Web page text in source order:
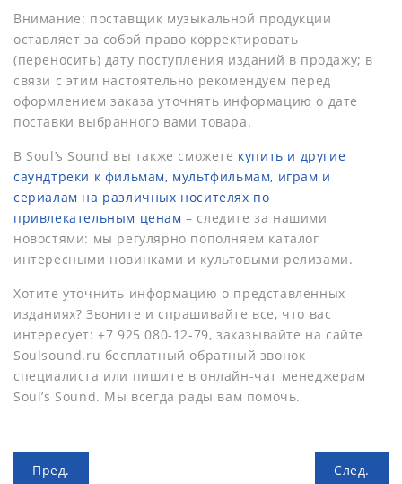
Внимание: поставщик музыкальной продукции
оставляет за собой право корректировать
(переносить) дату поступления изданий в продажу; в
связи с этим настоятельно рекомендуем перед
оформлением заказа уточнять информацию о дате
поставки выбранного вами товара.
В Soul’s Sound вы также сможете купить и другие
саундтреки к фильмам, мультфильмам, играм и
сериалам на различных носителях по
привлекательным ценам – следите за нашими
новостями: мы регулярно пополняем каталог
интересными новинками и культовыми релизами.
Хотите уточнить информацию о представленных
изданиях? Звоните и спрашивайте все, что вас
интересует: +7 925 080-12-79, заказывайте на сайте
Soulsound.ru бесплатный обратный звонок
специалиста или пишите в онлайн-чат менеджерам
Soul’s Sound. Мы всегда рады вам помочь.
Пред. След.